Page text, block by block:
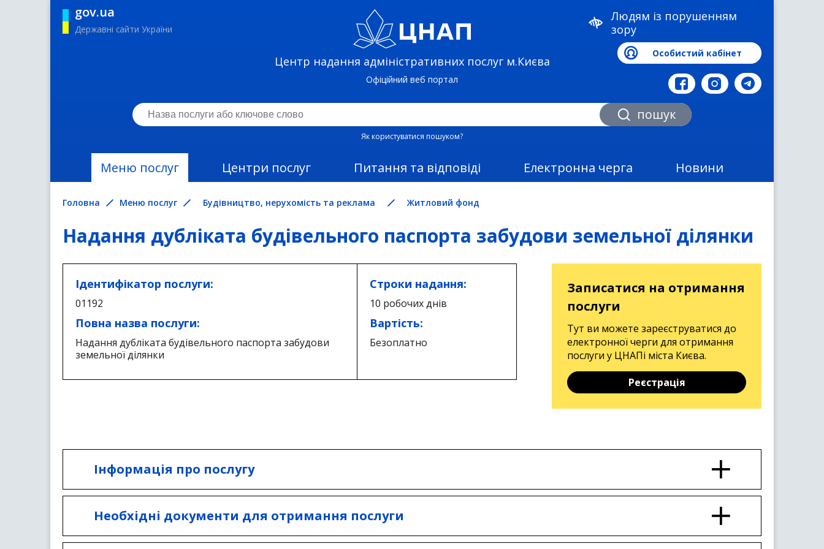
gov.ua
Державні сайти України
Центр надання адміністративних послуг м.Києва
Офіційний веб портал
Людям із порушенням
зору
Особистий кабінет
пошук
Як користуватися пошуком?
Меню послуг Центри послуг Питання та відповіді Електронна черга Новини
Головна Меню послуг Будівництво, нерухомість та реклама Житловий фонд
Надання дубліката будівельного паспорта забудови земельної ділянки
Ідентифікатор послуги:
01192
Повна назва послуги:
Надання дубліката будівельного паспорта забудови
земельної ділянки
Строки надання:
10 робочих днів
Вартість:
Безоплатно
Записатися на отримання
послуги
Тут ви можете зареєструватися до
електронної черги для отримання
послуги у ЦНАПі міста Києва.
Реєстрація
Інформація про послугу
Послуга надається Департаментом містобудування та архітектури виконавчого органу Київської міської
ради (Київської міської державної адміністрації).
Інформаційна картка
Необхідні документи для отримання послуги
Заява про видачу дубліката будівельного псаспорта забудови земельної ділянки, якщо такий паспорт